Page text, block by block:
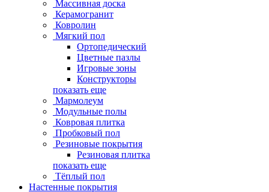
Массивная доска
Керамогранит
Ковролин
Мягкий пол
Ортопедический
Цветные пазлы
Игровые зоны
Конструкторы
показать еще
Мармолеум
Модульные полы
Ковровая плитка
Пробковый пол
Резиновые покрытия
Резиновая плитка
показать еще
Тёплый пол
Настенные покрытия